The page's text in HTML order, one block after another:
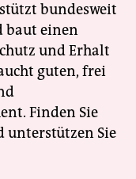
bundesweit
baut einen
und Erhalt
guten, frei
Finden Sie
unterstützen Sie